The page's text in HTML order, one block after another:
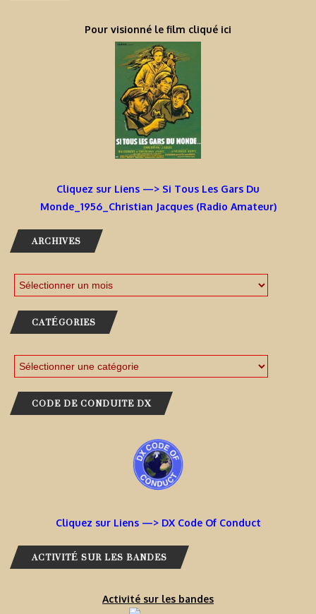
Pour visionné le film cliqué ici
Cliquez sur Liens —> Si Tous Les Gars Du
Monde_1956_Christian Jacques (Radio Amateur)
ARCHIVES
CATÉGORIES
CODE DE CONDUITE DX
Cliquez sur Liens —> DX Code Of Conduct
ACTIVITÉ SUR LES BANDES
Activité sur les bandes